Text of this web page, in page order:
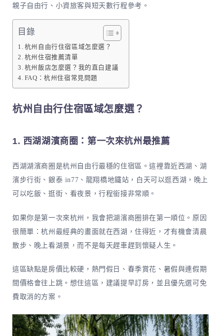
親子自由行、小資旅客與短天數行程參考。
目錄
杭州自由行住宿區域怎麼選？
杭州住宿推薦清單
杭州飯店怎麼選？我的直白建議
FAQ：杭州住宿常見問題
杭州自由行住宿區域怎麼選？
1. 西湖湖濱商圈：第一次來杭州最推薦
西湖湖濱商圈是杭州自由行最穩的住宿區。這裡靠近西湖、湖
濱步行街、銀泰 in77、龍翔橋地鐵站，白天可以逛西湖，晚上
可以吃飯、逛街、看夜景，行程銜接非常順。
如果你是第一次來杭州，我會把湖濱商圈排在第一順位。原因
很簡單：杭州最經典的畫面就在西湖，住得近，才有機會清晨
散步、晚上看湖景，而不是每天趕車趕到懷疑人生。
這區缺點是房價比較硬，熱門假日、春季賞花、暑假與連假期
間價格會往上跳。想住這區，建議提早訂房，並且優先選可免
費取消的方案。